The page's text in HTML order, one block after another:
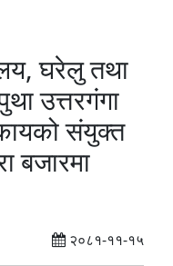
घरेलु तथा
उत्तरगंगा
संयुक्त
बजारमा
२०८१-११-१५